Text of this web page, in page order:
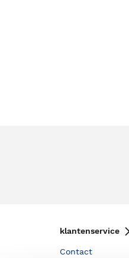
klantenservice
Contact